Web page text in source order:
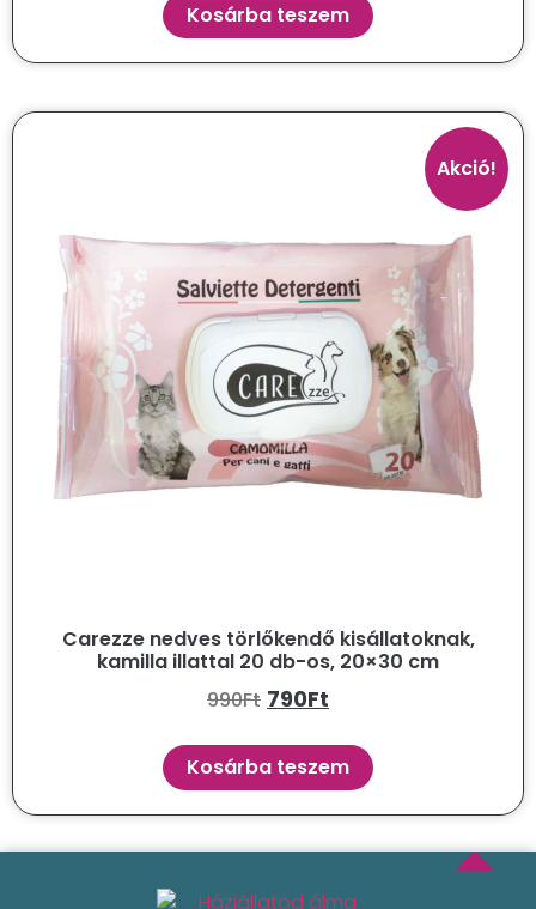
Kosárba teszem
Akció!
Carezze nedves törlőkendő kisállatoknak,
kamilla illattal 20 db-os, 20×30 cm
990Ft 790Ft
Kosárba teszem